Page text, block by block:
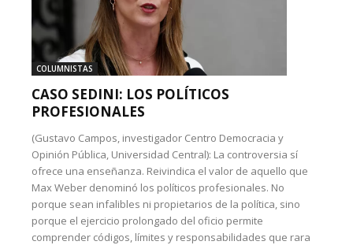
COLUMNISTAS
CASO SEDINI: LOS POLÍTICOS
PROFESIONALES
(Gustavo Campos, investigador Centro Democracia y
Opinión Pública, Universidad Central): La controversia sí
ofrece una enseñanza. Reivindica el valor de aquello que
Max Weber denominó los políticos profesionales. No
porque sean infalibles ni propietarios de la política, sino
porque el ejercicio prolongado del oficio permite
comprender códigos, límites y responsabilidades que rara